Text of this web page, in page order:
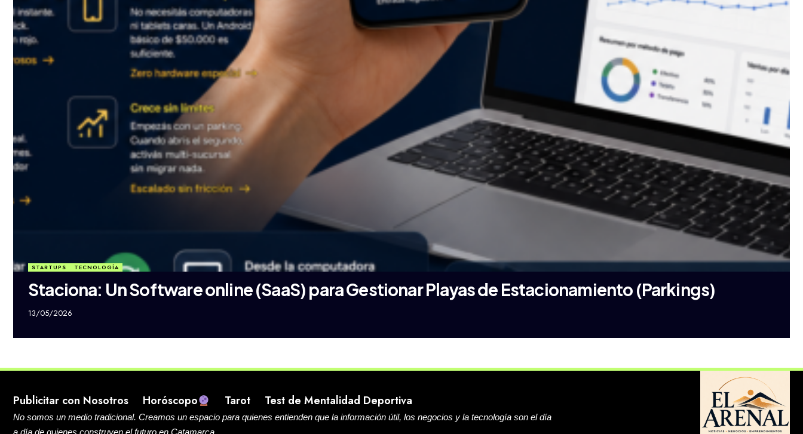
STARTUPS TECNOLOGÍA
Staciona: Un Software online (SaaS) para Gestionar Playas de Estacionamiento (Parkings)
13/05/2026
Publicitar con Nosotros Horóscopo Tarot Test de Mentalidad Deportiva
No somos un medio tradicional. Creamos un espacio para quienes entienden que la información útil, los negocios y la tecnología son el día